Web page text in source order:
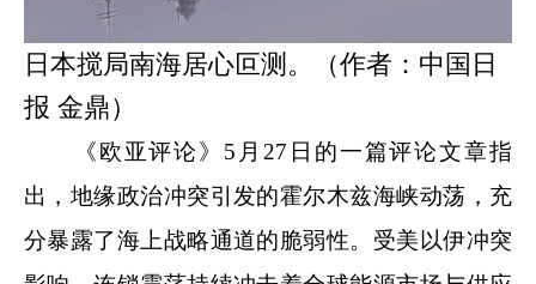
日本搅局南海居心叵测。（作者：中国日
报 金鼎）
《欧亚评论》5月27日的一篇评论文章指
出，地缘政治冲突引发的霍尔木兹海峡动荡，充
分暴露了海上战略通道的脆弱性。受美以伊冲突